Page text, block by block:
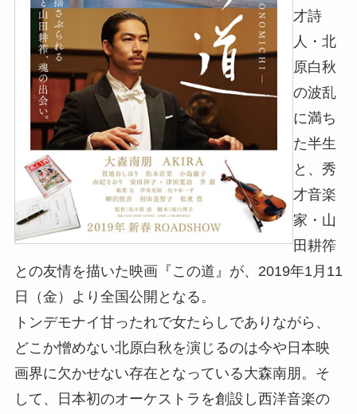
才詩
人・北
原白秋
の波乱
に満ち
た半生
と、秀
才音楽
家・山
田耕筰
との友情を描いた映画『この道』が、2019年1月11
日（金）より全国公開となる。
トンデモナイ甘ったれで女たらしでありながら、
どこか憎めない北原白秋を演じるのは今や日本映
画界に欠かせない存在となっている大森南朋。そ
して、日本初のオーケストラを創設し西洋音楽の